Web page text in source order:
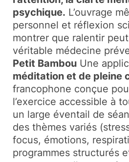
psychique. L’ouvrage
personnel et réflexion
montrer que ralentir
véritable médecine
Petit Bambou Une
méditation et de pleine
francophone conçue
l’exercice accessible à
un large éventail de
des thèmes variés
focus, émotions,
programmes structurés